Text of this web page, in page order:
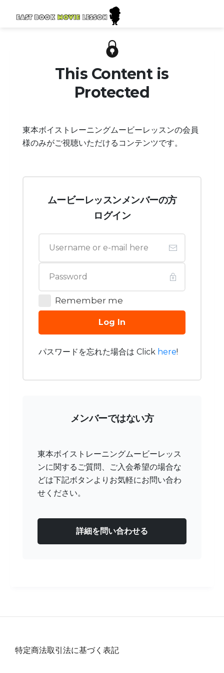
This Content is
Protected
東本ボイストレーニングムービーレッスンの会員
様のみがご視聴いただけるコンテンツです。
ムービーレッスンメンバーの方
ログイン
Remember me
Log In
パスワードを忘れた場合は Click here!
メンバーではない方
東本ボイストレーニングムービーレッス
ンに関するご質問、ご入会希望の場合な
どは下記ボタンよりお気軽にお問い合わ
せください。
詳細を問い合わせる
特定商法取引法に基づく表記